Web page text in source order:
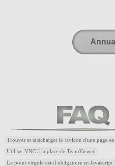
Trouver et télécharger le favicon d'une page en
Utiliser VNC à la place de TeamViewer
Le point virgule est-il obligatoire en Javascript